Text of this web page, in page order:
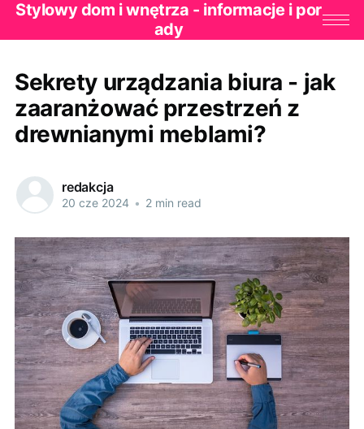
Stylowy dom i wnętrza - informacje i por
ady
Sekrety urządzania biura - jak
zaaranżować przestrzeń z
drewnianymi meblami?
redakcja
20 cze 2024 • 2 min read